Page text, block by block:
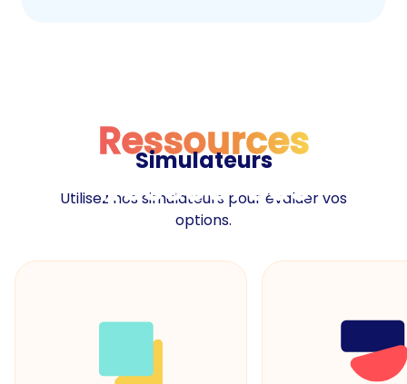
Ressources
Ressources
Simulateurs
Utilisez nos simulateurs pour évaluer vos
options.